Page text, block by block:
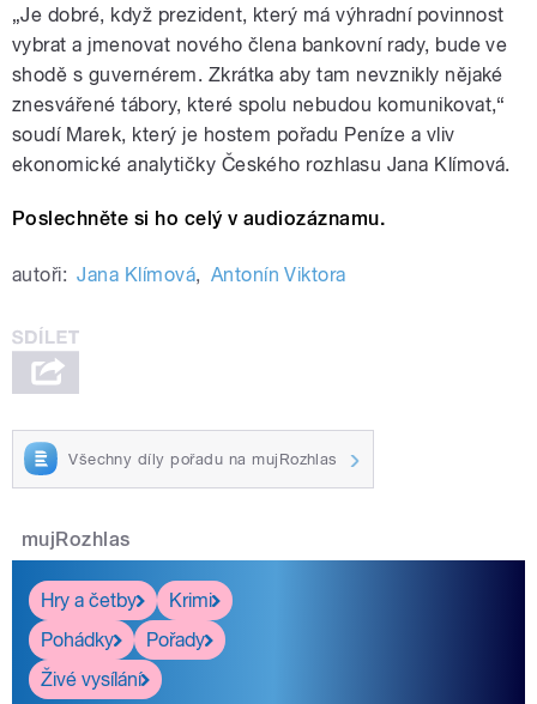
„Je dobré, když prezident, který má výhradní povinnost
vybrat a jmenovat nového člena bankovní rady, bude ve
shodě s guvernérem. Zkrátka aby tam nevznikly nějaké
znesvářené tábory, které spolu nebudou komunikovat,“
soudí Marek, který je hostem pořadu Peníze a vliv
ekonomické analytičky Českého rozhlasu Jana Klímová.
Poslechněte si ho celý v audiozáznamu.
autoři: Jana Klímová, Antonín Viktora
Všechny díly pořadu na mujRozhlas
mujRozhlas
Hry a četby
Krimi
Pohádky
Pořady
Živé vysílání